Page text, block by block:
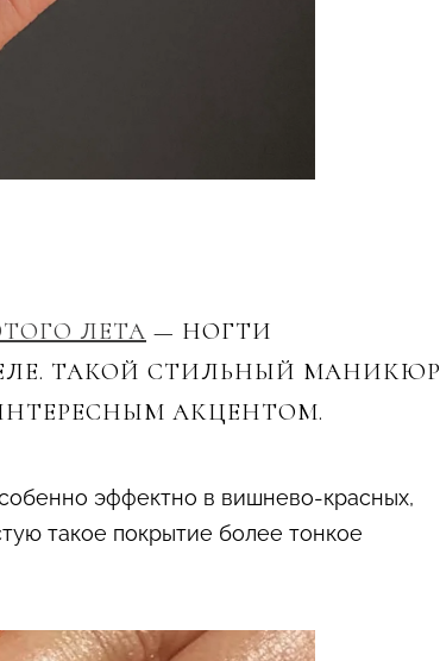
ЛЕТА — НОГТИ
ТАКОЙ СТИЛЬНЫЙ МАНИКЮР
АКЦЕНТОМ.
эффектно в вишнево-красных,
такое покрытие более тонкое